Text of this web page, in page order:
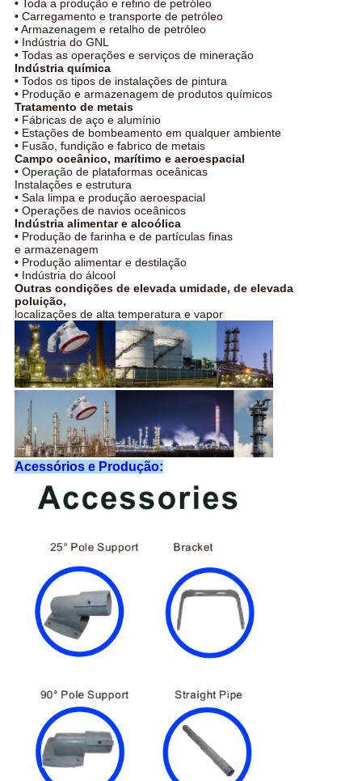
• Toda a produção e refino de petróleo
• Carregamento e transporte de petróleo
• Armazenagem e retalho de petróleo
• Indústria do GNL
• Todas as operações e serviços de mineração
Indústria química
• Todos os tipos de instalações de pintura
• Produção e armazenagem de produtos químicos
Tratamento de metais
• Fábricas de aço e alumínio
• Estações de bombeamento em qualquer ambiente
• Fusão, fundição e fabrico de metais
Campo oceânico, marítimo e aeroespacial
• Operação de plataformas oceânicas
Instalações e estrutura
• Sala limpa e produção aeroespacial
• Operações de navios oceânicos
Indústria alimentar e alcoólica
• Produção de farinha e de partículas finas
e armazenagem
• Produção alimentar e destilação
• Indústria do álcool
Outras condições de elevada umidade, de elevada
poluição,
localizações de alta temperatura e vapor
Acessórios e Produção: